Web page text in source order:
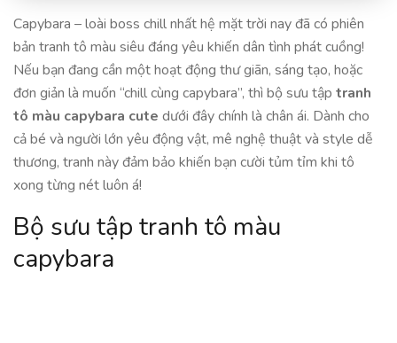
Capybara – loài boss chill nhất hệ mặt trời nay đã có phiên
bản tranh tô màu siêu đáng yêu khiến dân tình phát cuồng!
Nếu bạn đang cần một hoạt động thư giãn, sáng tạo, hoặc
đơn giản là muốn “chill cùng capybara”, thì bộ sưu tập tranh
tô màu capybara cute dưới đây chính là chân ái. Dành cho
cả bé và người lớn yêu động vật, mê nghệ thuật và style dễ
thương, tranh này đảm bảo khiến bạn cười tủm tỉm khi tô
xong từng nét luôn á!
Bộ sưu tập tranh tô màu
capybara